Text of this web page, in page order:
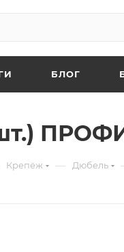
БЛОГ
Крепёж — Дюбель